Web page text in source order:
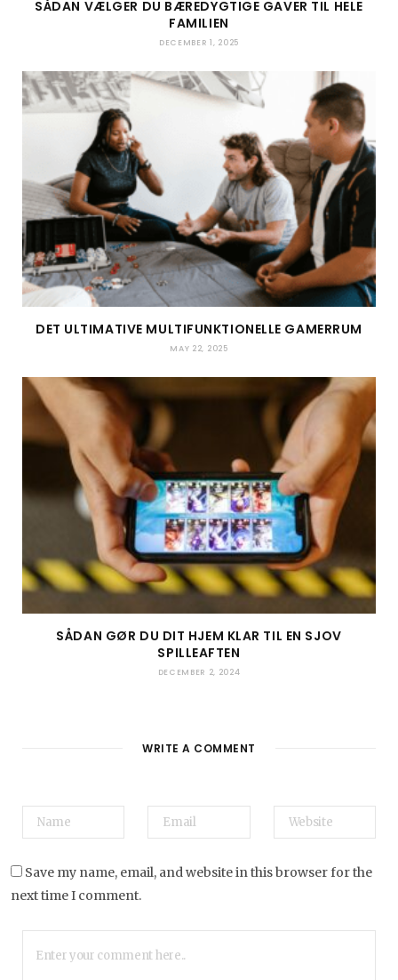
SÅDAN VÆLGER DU BÆREDYGTIGE GAVER TIL HELE
FAMILIEN
DECEMBER 1, 2025
DET ULTIMATIVE MULTIFUNKTIONELLE GAMERRUM
MAY 22, 2025
SÅDAN GØR DU DIT HJEM KLAR TIL EN SJOV
SPILLEAFTEN
DECEMBER 2, 2024
WRITE A COMMENT
Save my name, email, and website in this browser for the
next time I comment.